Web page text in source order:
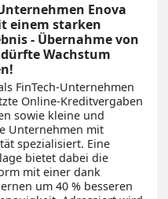
Enova
einem starken
- Übernahme von
Wachstum
FinTech-Unternehmen
Online-Kreditvergaben
sowie kleine und
Unternehmen mit
spezialisiert. Eine
bietet dabei die
mit einer dank
um 40 % besseren